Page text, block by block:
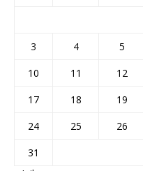
3
4 5
10
11 12
17
18 19
24
25 26
31